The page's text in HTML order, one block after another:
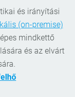
és irányítási
(on-premise)
mindkettő
és az elvárt